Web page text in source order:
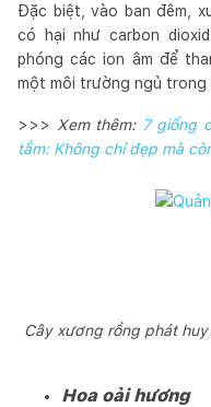
Đặc biệt, vào ban đêm,
có hại như carbon
phóng các ion âm để
một môi trường ngủ trong
>>> Xem thêm: 7 giống
tắm: Không chỉ đẹp mà
Cây xương rồng phát
Hoa oải hương